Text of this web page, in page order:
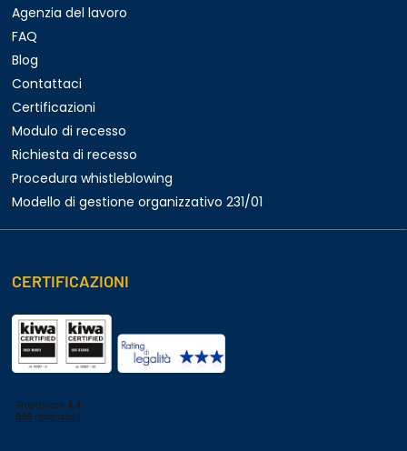
Agenzia del lavoro
FAQ
Blog
Contattaci
Certificazioni
Modulo di recesso
Richiesta di recesso
Procedura whistleblowing
Modello di gestione organizzativo 231/01
CERTIFICAZIONI